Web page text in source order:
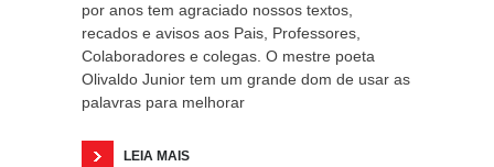
por anos tem agraciado nossos textos,
recados e avisos aos Pais, Professores,
Colaboradores e colegas. O mestre poeta
Olivaldo Junior tem um grande dom de usar as
palavras para melhorar
LEIA MAIS